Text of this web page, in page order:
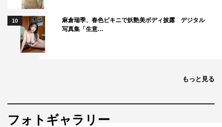
10
麻倉瑞季、春色ビキニで妖艶美ボディ披露 デジタル
写真集「生意…
もっと見る
フォトギャラリー